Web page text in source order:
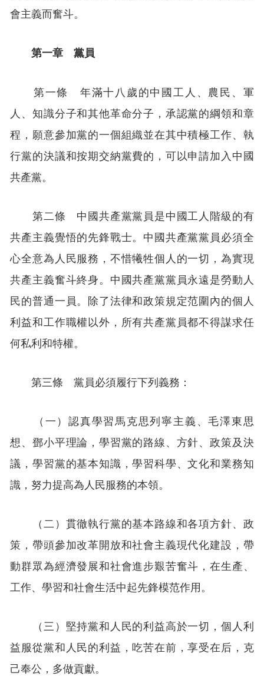
會主義而奮斗。
第一章 黨員
第一條 年滿十八歲的中國工人、農民、軍
人、知識分子和其他革命分子，承認黨的綱領和章
程，願意參加黨的一個組織並在其中積極工作、執
行黨的決議和按期交納黨費的，可以申請加入中國
共產黨。
第二條 中國共產黨黨員是中國工人階級的有
共產主義覺悟的先鋒戰士。中國共產黨黨員必須全
心全意為人民服務，不惜犧牲個人的一切，為實現
共產主義奮斗終身。中國共產黨黨員永遠是勞動人
民的普通一員。除了法律和政策規定范圍內的個人
利益和工作職權以外，所有共產黨員都不得謀求任
何私利和特權。
第三條 黨員必須履行下列義務：
（一）認真學習馬克思列寧主義、毛澤東思
想、鄧小平理論，學習黨的路線、方針、政策及決
議，學習黨的基本知識，學習科學、文化和業務知
識，努力提高為人民服務的本領。
（二）貫徹執行黨的基本路線和各項方針、政
策，帶頭參加改革開放和社會主義現代化建設，帶
動群眾為經濟發展和社會進步艱苦奮斗，在生產、
工作、學習和社會生活中起先鋒模范作用。
（三）堅持黨和人民的利益高於一切，個人利
益服從黨和人民的利益，吃苦在前，享受在后，克
己奉公，多做貢獻。